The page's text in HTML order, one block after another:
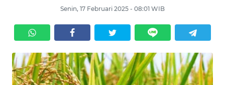
Senin, 17 Februari 2025 - 08:01 WIB
KRIMINAL
EKUIN
SAINS-TEKNO